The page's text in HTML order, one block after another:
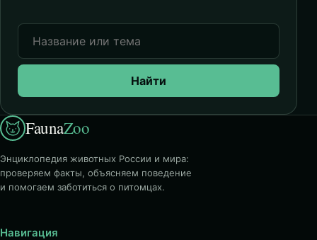
Найти
FaunaZoo
Энциклопедия животных России и мира:
проверяем факты, объясняем поведение
и помогаем заботиться о питомцах.
Навигация